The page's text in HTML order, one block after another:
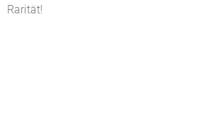
Rarität!